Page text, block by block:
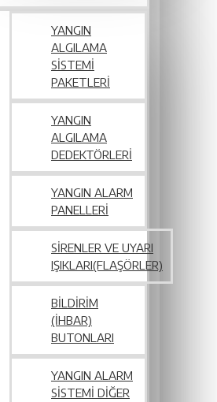
YANGIN
ALGILAMA
SISTEMI
PAKETLERI
YANGIN
ALGILAMA
DEDEKTÖRLERI
YANGIN ALARM
PANELLERI
SIRENLER VE UYARI
IŞIKLARI(FLAŞÖRLER)
BILDIRIM
(İHBAR)
BUTONLARI
YANGIN ALARM
SISTEMI DIĞER